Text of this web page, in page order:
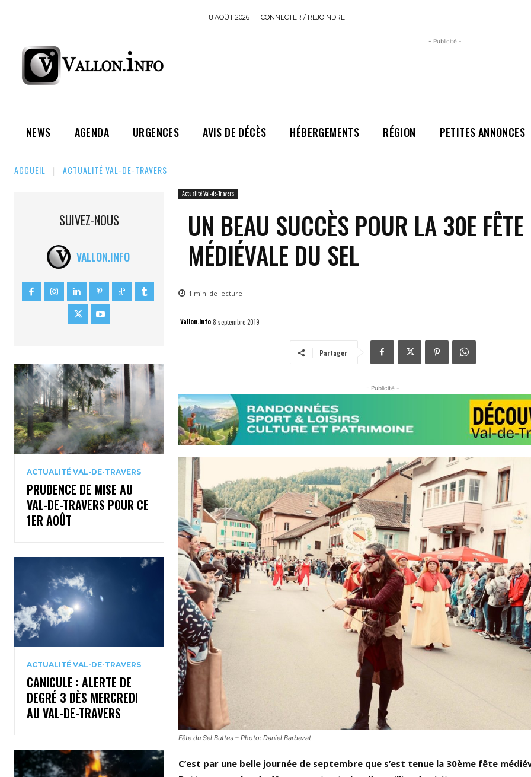
8 AOÛT 2026 CONNECTER / REJOINDRE
- Publicité -
NEWS AGENDA URGENCES AVIS DE DÉCÈS HÉBERGEMENTS RÉGION PETITES ANNONCES
ACCUEIL ACTUALITÉ VAL-DE-TRAVERS
SUIVEZ-NOUS
VALLON.INFO
ACTUALITÉ VAL-DE-TRAVERS
PRUDENCE DE MISE AU
VAL-DE-TRAVERS POUR CE
1ER AOÛT
ACTUALITÉ VAL-DE-TRAVERS
CANICULE : ALERTE DE
DEGRÉ 3 DÈS MERCREDI
AU VAL-DE-TRAVERS
Actualité Val-de-Travers
UN BEAU SUCCÈS POUR LA 30E FÊTE
MÉDIÉVALE DU SEL
1 min. de lecture
Vallon.Info8 septembre 2019
Partager
- Publicité -
Fête du Sel Buttes – Photo: Daniel Barbezat
C’est par une belle journée de septembre que s’est tenue la 30ème fête